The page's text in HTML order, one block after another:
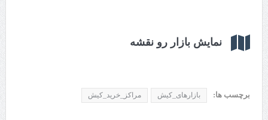
نمایش بازار رو نقشه
برچسب ها: بازارهای_کیش مراکز_خرید_کیش